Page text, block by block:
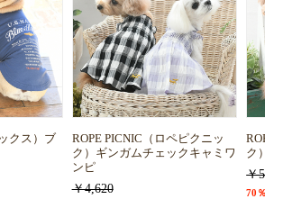
クス）ブ
ROPE PICNIC（ロペピクニッ
ク）ギンガムチェックキャミワ
ンピ
￥4,620
ROPE
ク）
￥
70％